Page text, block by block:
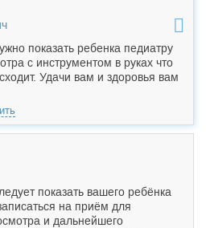
показать ребенка педиатру
с инструментом в руках что
Удачи вам и здоровья вам
показать вашего ребёнка
на приём для
и дальнейшего